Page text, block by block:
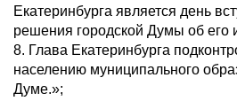
Екатеринбурга является день
решения городской Думы об его
8. Глава Екатеринбурга
населению муниципального
Думе.»;